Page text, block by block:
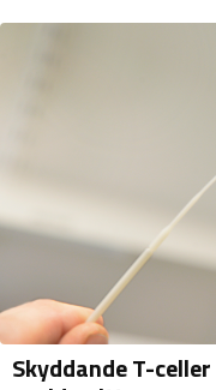
Skyddande T-